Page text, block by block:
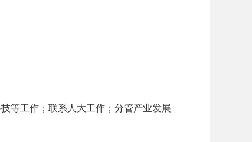
等工作；联系人大工作；分管产业发展